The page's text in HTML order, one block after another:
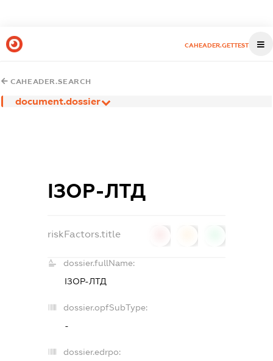
CAHEADER.GETTEST
CAHEADER.SEARCH
document.dossier
ІЗОР-ЛТД
riskFactors.title
dossier.fullName:
ІЗОР-ЛТД
dossier.opfSubType:
-
dossier.edrpo: